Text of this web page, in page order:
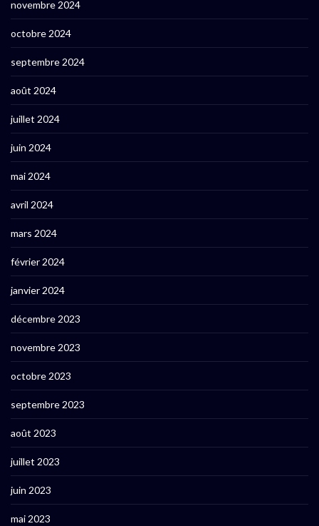
novembre 2024
octobre 2024
septembre 2024
août 2024
juillet 2024
juin 2024
mai 2024
avril 2024
mars 2024
février 2024
janvier 2024
décembre 2023
novembre 2023
octobre 2023
septembre 2023
août 2023
juillet 2023
juin 2023
mai 2023